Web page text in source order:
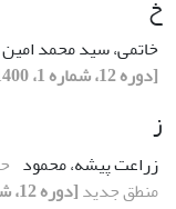
خاتمی، سید محمد امین
[دوره 12، شماره 1، 1400، صفحه 59-99]
ز
زراعت پیشه، محمود
منطق جدید[دوره 12، شماره 2، 1400، صفحه 109-126]